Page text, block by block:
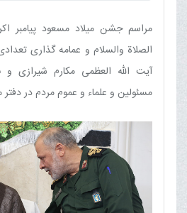
مراسم جشن میلاد مسعود پیامبر
الصلاة والسلام و عمامه گذاری
آیت الله العظمی مکارم شیرازی
مسئولین و علماء و عموم مردم در دفتر